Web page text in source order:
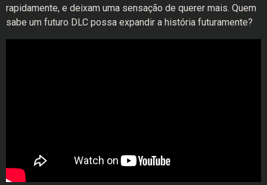
rapidamente, e deixam uma sensação de querer mais. Quem
sabe um futuro DLC possa expandir a história futuramente?